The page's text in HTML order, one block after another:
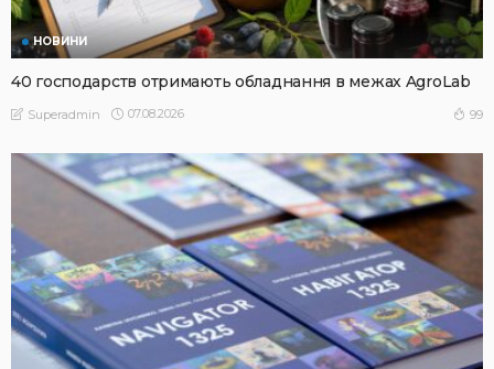
НОВИНИ
40 господарств отримають обладнання в межах AgroLab
Superadmin 07.08.2026 99